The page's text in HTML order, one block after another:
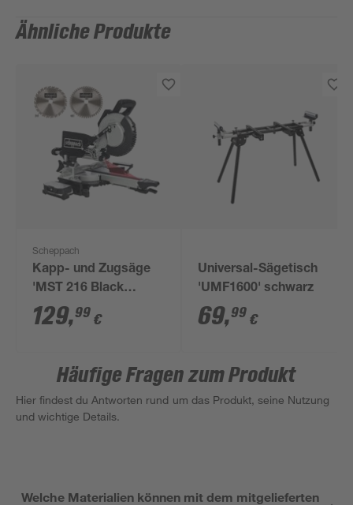
Ähnliche Produkte
Scheppach
Kapp- und Zugsäge
'MST 216 Black
Edition' 2000 W, mit 2
Sägeblättern
129,99 €
Universal-Sägetisch
'UMF1600' schwarz
69,99 €
Häufige Fragen zum Produkt
Hier findest du Antworten rund um das Produkt, seine Nutzung
und wichtige Details.
Welche Materialien können mit dem mitgelieferten